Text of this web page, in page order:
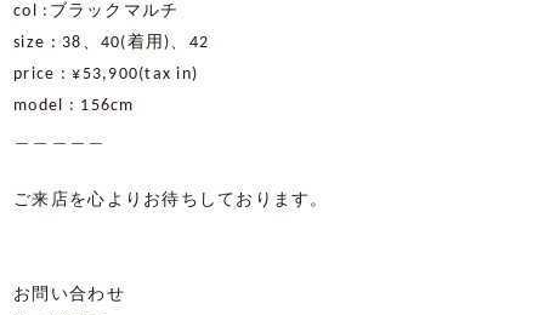
col : ブラックマルチ
size : 38 、 40( 着用 )、 42
price : ¥53,900(tax in)
model : 156cm
ご来店を心よりお待ちしております。
お問い合わせ